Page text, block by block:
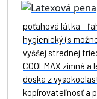
poťahová látka -
hygienický (s
vyššej strednej
COOLMAX zimná
doska z
kopírovateľnosť a